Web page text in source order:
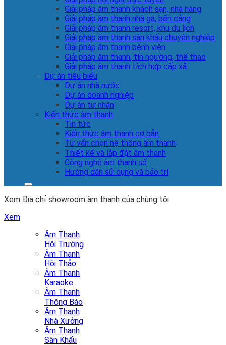
Giải pháp âm thanh khách sạn, nhà hàng
Giải pháp âm thanh nhà ga, bến cảng
Giải pháp âm thanh resort, khu du lịch
Giải pháp âm thanh sân khấu chuyên nghiệp
Giải pháp âm thanh bệnh viện
Giải pháp âm thanh, tín ngưỡng, thể thao
Giải pháp âm thanh tích hợp cấp xã
Dự án tiêu biểu
Dự án nhà nước
Dự án doanh nghiệp
Dự án tư nhân
Kiến thức âm thanh
Tin tức
Kiến thức âm thanh cơ bản
Tư vấn chọn hệ thống âm thanh
Thiết kế và lắp đặt âm thanh
Công nghệ âm thanh số
Hướng dẫn sử dụng và bảo trì
Xem Địa chỉ showroom âm thanh của chúng tôi
Xem
Âm Thanh
Hội Trường
Âm Thanh
Hội Thảo
Âm Thanh
Karaoke
Âm Thanh
Thông Báo
Âm Thanh
Nhà Xưởng
Âm Thanh
Sân Khấu